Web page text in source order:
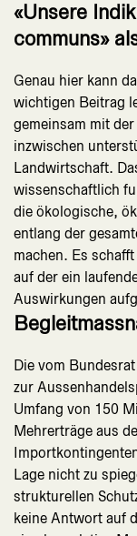
«Unsere
communs»
Genau hier kann
wichtigen Beitrag
gemeinsam mit
inzwischen
Landwirtschaft.
wissenschaftlich
die ökologische,
entlang der
machen. Es
auf der ein
Auswirkungen
Die vom
zur
Umfang von 150
Mehrerträge aus
Lage nicht zu
strukturellen
keine Antwort auf